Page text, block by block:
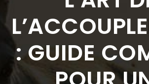
: GUIDE